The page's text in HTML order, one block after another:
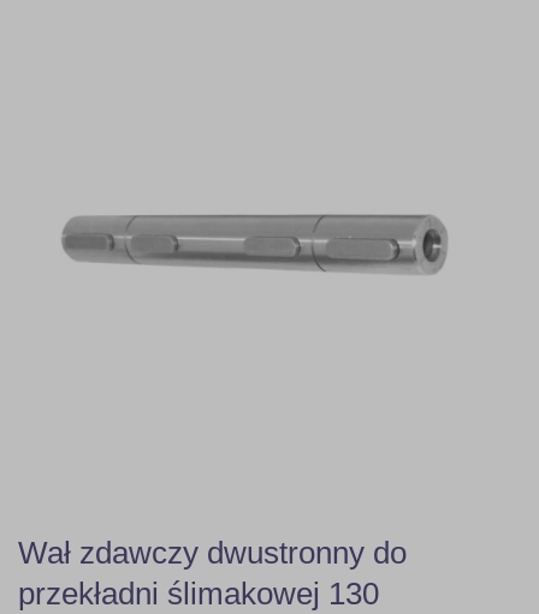
Wał zdawczy dwustronny do
przekładni ślimakowej 130